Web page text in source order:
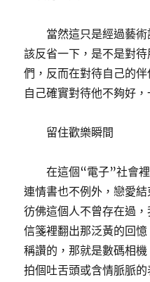
當然這只是經過藝術
該反省一下，是不是對
們，反而在對待自己的
自己確實對待他不夠好
留住歡樂瞬間
在這個“電子”社會裡
連情書也不例外，戀愛
彷佛這個人不曾存在過
信箋裡翻出那泛黃的回
稱讚的，那就是數碼相
拍個吐舌頭或含情脈脈